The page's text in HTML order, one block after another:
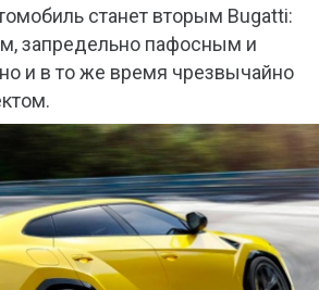
станет вторым Bugatti:
запредельно пафосным и
и в то же время чрезвычайно